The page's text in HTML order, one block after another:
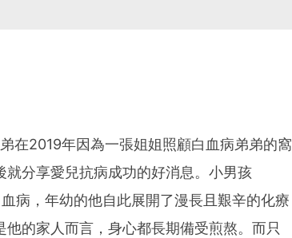
在2019年因為一張姐姐照顧白血病弟弟的窩
分享愛兒抗病成功的好消息。小男孩
病，年幼的他自此展開了漫長且艱辛的化療
的家人而言，身心都長期備受煎熬。而只